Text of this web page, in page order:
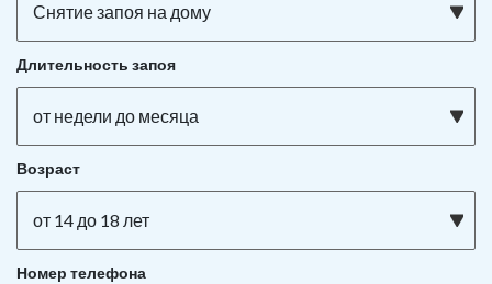
Снятие запоя на дому
Длительность запоя
от недели до месяца
Возраст
от 14 до 18 лет
Номер телефона